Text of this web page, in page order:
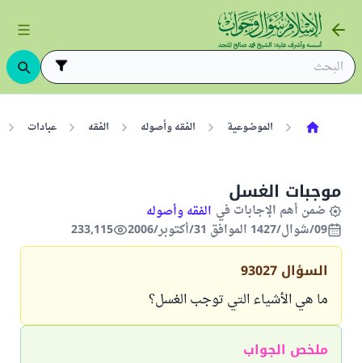
الموضوعية الفقه وأصوله الفقه عبادات
موجبات الغسل
ضمن أهم الإجابات في الفقه وأصوله
09/شوال/1427 الموافق 31/أكتوبر/2006
233,115
السؤال 93027
ما هي الأشياء التي توجب الغسل؟
ملخص الجواب